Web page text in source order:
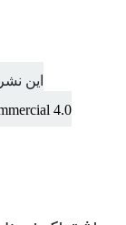
این
4.0